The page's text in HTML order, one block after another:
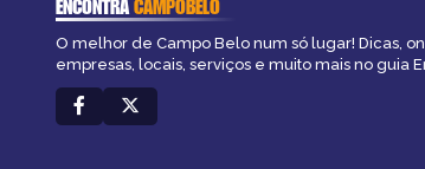
ENCONTRACAMPOBELO
O melhor de Campo Belo num só lugar! Dicas,
empresas, locais, serviços e muito mais no guia